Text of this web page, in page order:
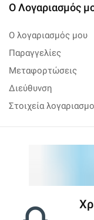
Ο Λογαριασμός
Ο λογαριασμός μου
Παραγγελίες
Μεταφορτώσεις
Διεύθυνση
Στοιχεία